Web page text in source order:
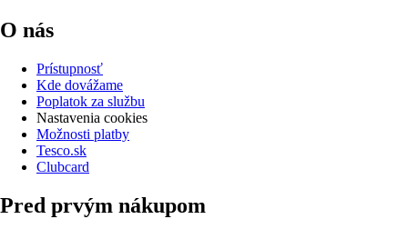
O nás
Prístupnosť
Kde dovážame
Poplatok za službu
Nastavenia cookies
Možnosti platby
Tesco.sk
Clubcard
Pred prvým nákupom